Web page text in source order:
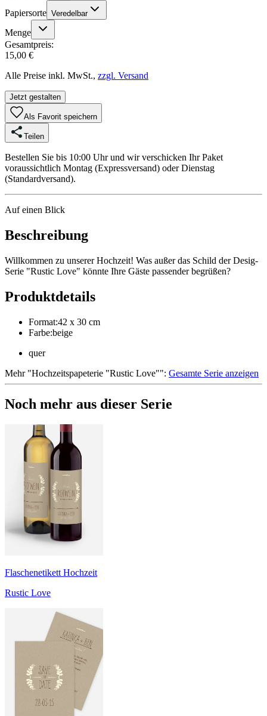
Papiersorte Veredelbar
Menge
Gesamtpreis:
15,00 €
Alle Preise inkl. MwSt., zzgl. Versand
Jetzt gestalten
Als Favorit speichern
Teilen
Bestellen Sie bis 10:00 Uhr und wir verschicken Ihr Paket
voraussichtlich Montag (Expressversand) oder Dienstag
(Standardversand).
Auf einen Blick
Beschreibung
Willkommen zu unserer Hochzeit! Was außer das Schild der Desig-
Serie "Rustic Love" könnte Ihre Gäste passender begrüßen?
Produktdetails
Format:42 x 30 cm
Farbe:beige
quer
Mehr"Hochzeitspapeterie "Rustic Love"": Gesamte Serie anzeigen
Noch mehr aus dieser Serie
Flaschenetikett Hochzeit
Rustic Love